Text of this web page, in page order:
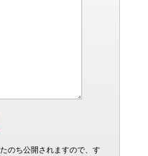
のち公開されますので、す